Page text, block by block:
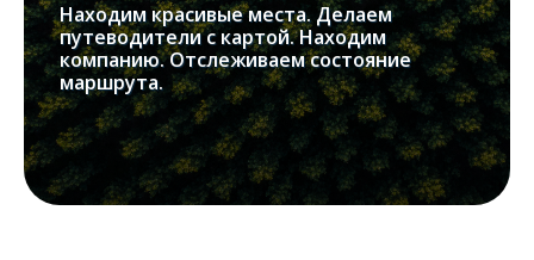
Находим красивые места. Делаем
путеводители с картой. Находим
компанию. Отслеживаем состояние
маршрута.